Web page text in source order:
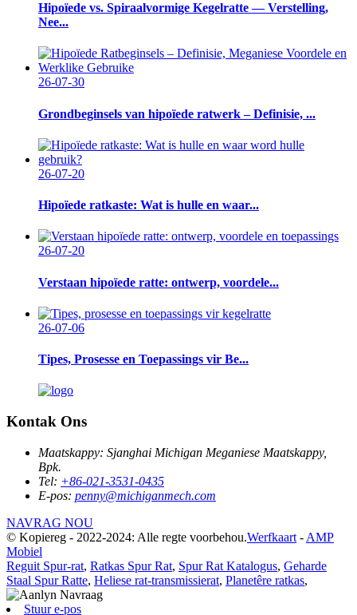
Hipoïede vs. Spiraalvormige Kegelratte — Verstelling,
Nee...
26-07-30
Grondbeginsels van hipoïede ratwerk – Definisie, ...
26-07-20
Hipoïede ratkaste: Wat is hulle en waar...
26-07-20
Verstaan ​​hipoïede ratte: ontwerp, voordele...
26-07-06
Tipes, Prosesse en Toepassings vir Be...
Kontak Ons
Maatskappy: Sjanghai Michigan Meganiese Maatskappy,
Bpk.
Tel: +86-021-3531-0435
E-pos: penny@michiganmech.com
NAVRAG NOU
© Kopiereg - 2022-2024: Alle regte voorbehou.Werfkaart - AMP
Mobiel
Reguit Spur-rat, Ratkas Spur Rat, Spur Rat Katalogus, Geharde
Staal Spur Ratte, Heliese rat-transmissierat, Planetêre ratkas,
Stuur e-pos